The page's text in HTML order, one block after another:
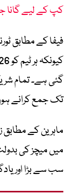
کپ کے لیے گانا
تک جمع کرانے
ماہرین کے مطابق
سب سے بڑا اور